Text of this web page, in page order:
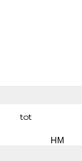
tot
HM